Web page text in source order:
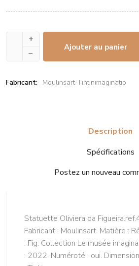
+
–
Ajouter au panier
Fabricant: Moulinsart-Tintinimaginatio
Description
Spécifications
Postez un nouveau
Statuette Oliviera da
Fabricant : Moulinsart. Matière :
: Fig. Collection Le musée
: 2022. Numéroté : oui.